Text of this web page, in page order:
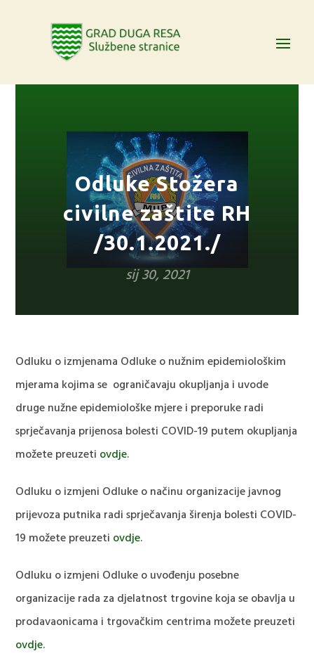
Odluke Stožera
civilne zaštite RH
/30.1.2021./
sij 30, 2021
Odluku o izmjenama Odluke o nužnim epidemiološkim
mjerama kojima se ograničavaju okupljanja i uvode
druge nužne epidemiološke mjere i preporuke radi
sprječavanja prijenosa bolesti COVID-19 putem okupljanja
možete preuzeti ovdje.
Odluku o izmjeni Odluke o načinu organizacije javnog
prijevoza putnika radi sprječavanja širenja bolesti COVID-
19 možete preuzeti ovdje.
Odluku o izmjeni Odluke o uvođenju posebne
organizacije rada za djelatnost trgovine koja se obavlja u
prodavaonicama i trgovačkim centrima možete preuzeti
ovdje.